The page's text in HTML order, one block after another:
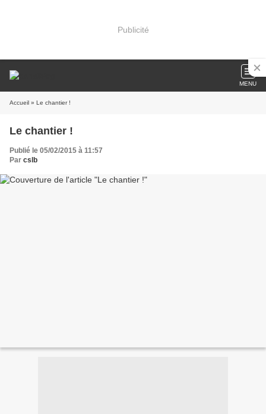
Publicité
MENU
Accueil » Le chantier !
Le chantier !
Publié le 05/02/2015 à 11:57
Par cslb